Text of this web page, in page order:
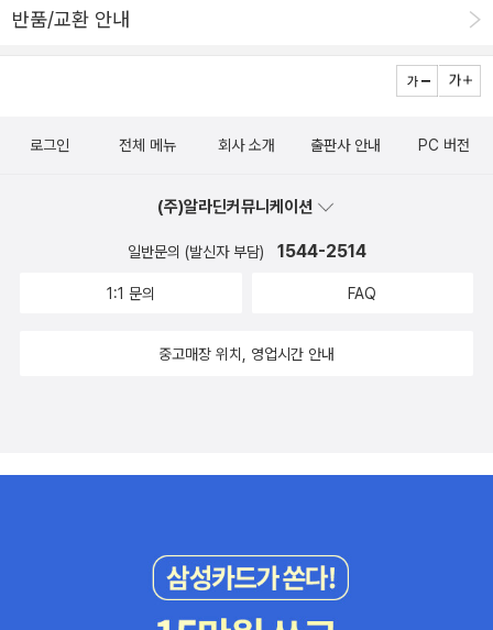
연을 털어놓는 편지들을 보낸다. 빨간색은 자기를 너무 많이 써서 자
제를 부탁하고, 까만색은 자신도 테두리가 아닌 색을 칠하고 싶다고
하고 노랑과 오렌지는 서로 자기들이 해를 칠하기에 제일 좋다고 싸
나가게 했냐고 묻는다. 마음이 굉장히 맑아진다. The Good Egg Pr
전까지 잠시 진열대를 나와 각자의 시간을 즐기는 계란들의 이야기
다. 도대체 이런 Creative는 어디서 나오는 것일까? 그림도 구석구
북으로 각 책이 칼같이 90페이지로 끝난다. 특별히 단어를 찾아보지
er, Win 등의 드래곤이 각자 고유의 기술을 가지고 있고, 드래곤 마스
반품/교환 안내
로그인 전체 메뉴 회사 소개 출판사 안내 PC 버전
(주)알라딘커뮤니케이션
일반문의 (발신자 부담) 1544-2514
1:1 문의 FAQ
중고매장 위치, 영업시간 안내